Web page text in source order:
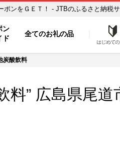
さと納税の返礼品で旅行クーポンをＧＥＴ！ - JTBのふるさ
ン
ド
全てのお礼の品
炭酸飲料
料” 広島県尾道